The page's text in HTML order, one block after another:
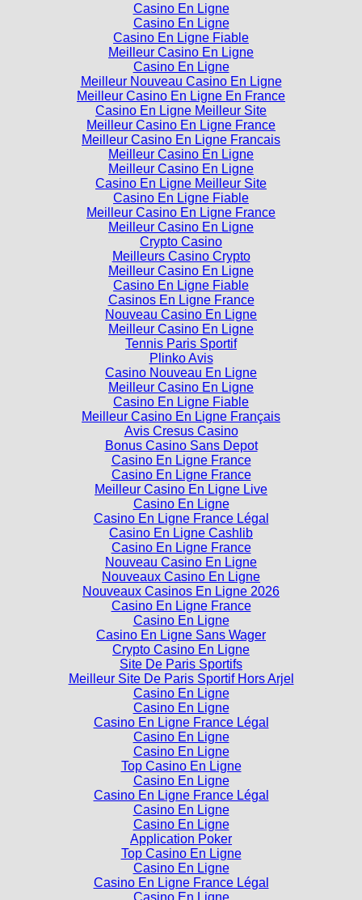
Casino En Ligne
Casino En Ligne
Casino En Ligne Fiable
Meilleur Casino En Ligne
Casino En Ligne
Meilleur Nouveau Casino En Ligne
Meilleur Casino En Ligne En France
Casino En Ligne Meilleur Site
Meilleur Casino En Ligne France
Meilleur Casino En Ligne Francais
Meilleur Casino En Ligne
Meilleur Casino En Ligne
Casino En Ligne Meilleur Site
Casino En Ligne Fiable
Meilleur Casino En Ligne France
Meilleur Casino En Ligne
Crypto Casino
Meilleurs Casino Crypto
Meilleur Casino En Ligne
Casino En Ligne Fiable
Casinos En Ligne France
Nouveau Casino En Ligne
Meilleur Casino En Ligne
Tennis Paris Sportif
Plinko Avis
Casino Nouveau En Ligne
Meilleur Casino En Ligne
Casino En Ligne Fiable
Meilleur Casino En Ligne Français
Avis Cresus Casino
Bonus Casino Sans Depot
Casino En Ligne France
Casino En Ligne France
Meilleur Casino En Ligne Live
Casino En Ligne
Casino En Ligne France Légal
Casino En Ligne Cashlib
Casino En Ligne France
Nouveau Casino En Ligne
Nouveaux Casino En Ligne
Nouveaux Casinos En Ligne 2026
Casino En Ligne France
Casino En Ligne
Casino En Ligne Sans Wager
Crypto Casino En Ligne
Site De Paris Sportifs
Meilleur Site De Paris Sportif Hors Arjel
Casino En Ligne
Casino En Ligne
Casino En Ligne France Légal
Casino En Ligne
Casino En Ligne
Top Casino En Ligne
Casino En Ligne
Casino En Ligne France Légal
Casino En Ligne
Casino En Ligne
Application Poker
Top Casino En Ligne
Casino En Ligne
Casino En Ligne France Légal
Casino En Ligne